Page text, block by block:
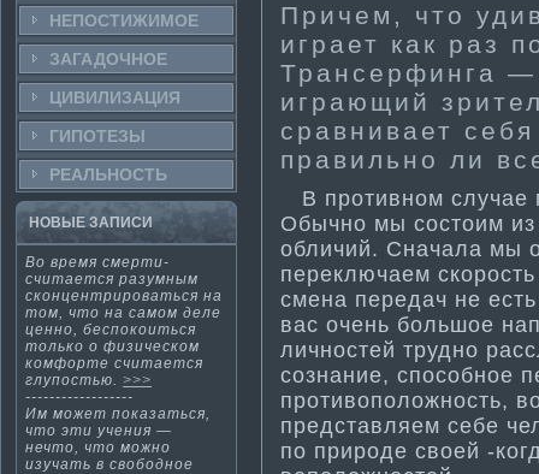
НЕПОСТИ­ЖИМОЕ
ЗАГАДОЧНΟЕ
ЦИВИЛИЗАЦИЯ
ГИПОТЕЗЫ
РЕАЛЬНΟСТЬ
НОВЫЕ ЗАПИСИ
Во время смерти­
считается разумным
сконцентрироваться на
том, что на самом деле
ценно, беспокоиться
только о физическом
комфорте считается
глупостью. >>>
------------------
Им может показаться,
что эти­ учения —
нечто, что можно
изучать в свободное
Причем, что
играет как раз
Трансерфинга —
играющий
сравнивает
правильно ли
В проти­вном случае
Обычно мы состоим
обличий. Сначала мы
переключаем
смена передач не
вас очень большое
личностей трудно
сознание, способное
проти­воположность,
представляем себе
по природе своей -